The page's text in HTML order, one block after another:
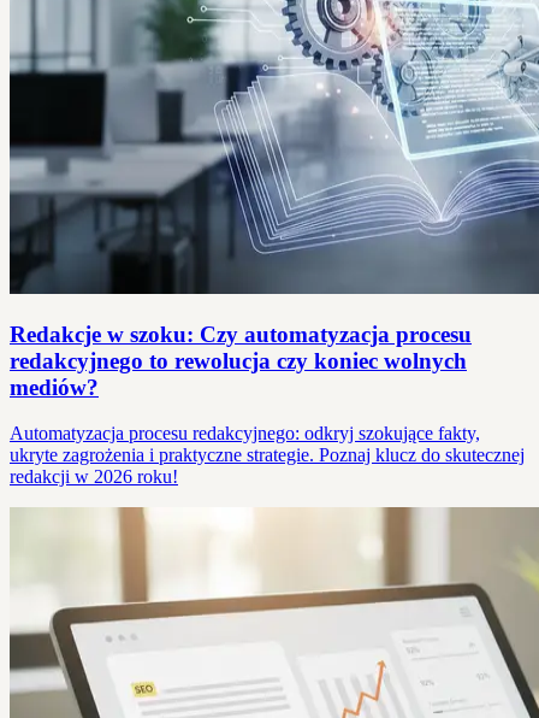
Redakcje w szoku: Czy automatyzacja procesu
redakcyjnego to rewolucja czy koniec wolnych
mediów?
Automatyzacja procesu redakcyjnego: odkryj szokujące fakty,
ukryte zagrożenia i praktyczne strategie. Poznaj klucz do skutecznej
redakcji w 2026 roku!